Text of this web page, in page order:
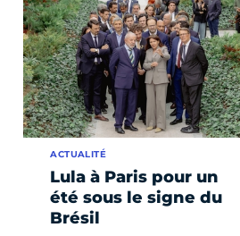
Lula à Paris pour un
été sous le signe du
Brésil
ACTUALITÉ